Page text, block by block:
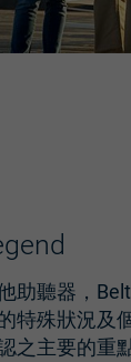
助聽器，
特殊狀況及
之主要的重